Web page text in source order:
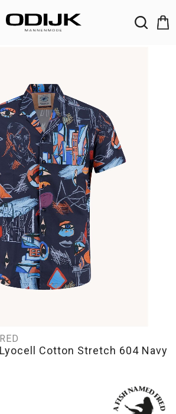
Cotton Stretch 604 Navy